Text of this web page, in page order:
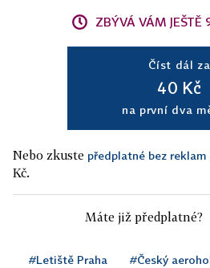
ZBÝVÁ VÁM JEŠTĚ
Číst dál za
40 Kč
na první dva
Nebo zkuste předplatné bez
Kč.
Máte již předplatné?
#Letiště Praha #Český